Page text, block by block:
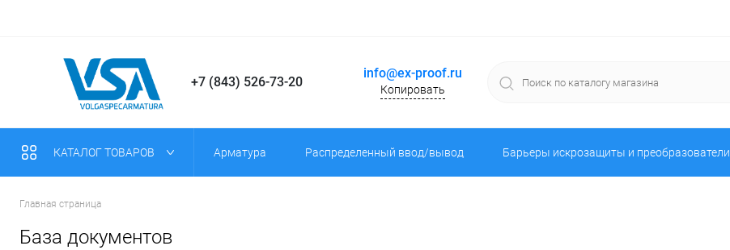
+7 (843) 526-73-20
info@ex-proof.ru
Копировать
КАТАЛОГ ТОВАРОВ Арматура Распределенный ввод/вывод Барьеры искрозащиты и преобразователи
Главная страница
База документов